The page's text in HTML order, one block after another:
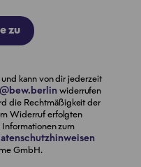
zu
kann von dir jederzeit
widerrufen
die Rechtmäßigkeit der
Widerruf erfolgten
zum
GmbH.